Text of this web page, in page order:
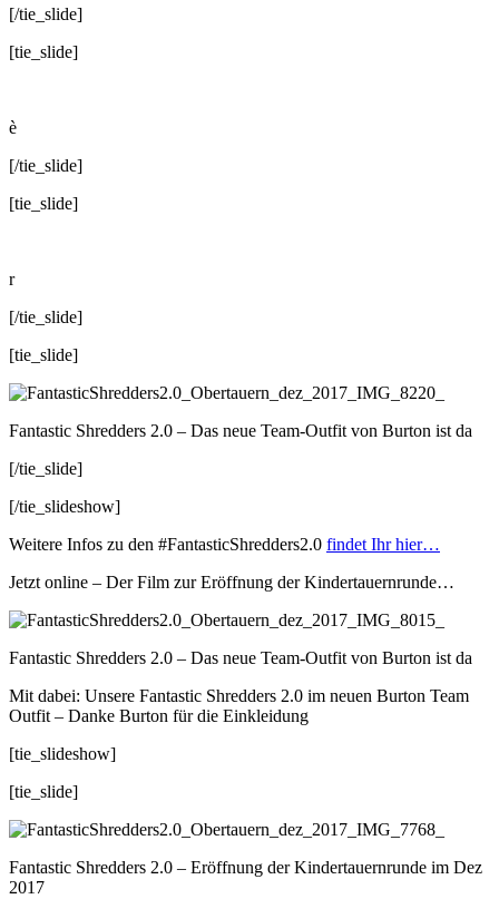
[/tie_slide]
[tie_slide]
è
[/tie_slide]
[tie_slide]
r
[/tie_slide]
[tie_slide]
Fantastic Shredders 2.0 – Das neue Team-Outfit von Burton ist da
[/tie_slide]
[/tie_slideshow]
Weitere Infos zu den #FantasticShredders2.0 findet Ihr hier…
Jetzt online – Der Film zur Eröffnung der Kindertauernrunde…
Fantastic Shredders 2.0 – Das neue Team-Outfit von Burton ist da
Mit dabei: Unsere Fantastic Shredders 2.0 im neuen Burton Team
Outfit – Danke Burton für die Einkleidung
[tie_slideshow]
[tie_slide]
Fantastic Shredders 2.0 – Eröffnung der Kindertauernrunde im Dez
2017